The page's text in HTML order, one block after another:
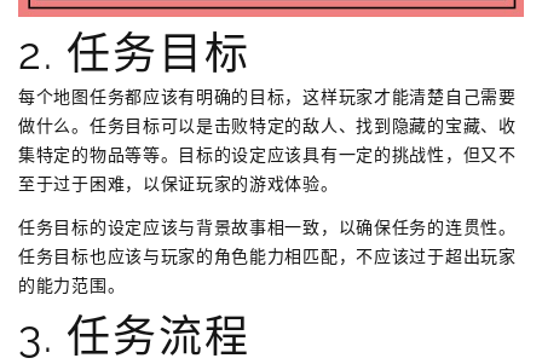
2. 任务目标
每个地图任务都应该有明确的目标，这样玩家才能清楚自己需要
做什么。任务目标可以是击败特定的敌人、找到隐藏的宝藏、收
集特定的物品等等。目标的设定应该具有一定的挑战性，但又不
至于过于困难，以保证玩家的游戏体验。
任务目标的设定应该与背景故事相一致，以确保任务的连贯性。
任务目标也应该与玩家的角色能力相匹配，不应该过于超出玩家
的能力范围。
3. 任务流程